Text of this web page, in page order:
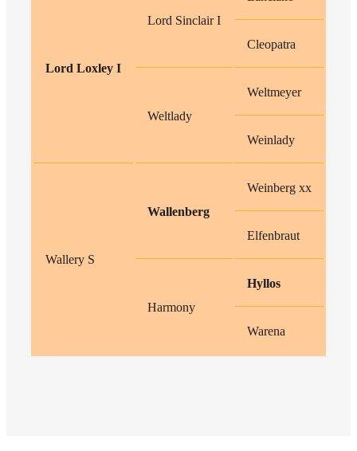
Lord Loxley I
Lord Sinclair I
Cleopatra
Weltlady
Weltmeyer
Weinlady
Wallery S
Wallenberg
Weinberg xx
Elfenbraut
Harmony
Hyllos
Warena